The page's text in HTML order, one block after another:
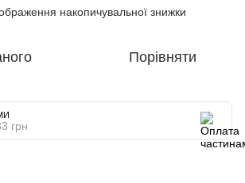
накопичувальної знижки
Порівняти
грн